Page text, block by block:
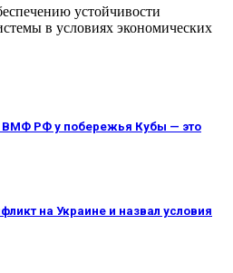
устойчивости
в условиях экономических
ВМФ РФ у побережья Кубы — это
на Украине и назвал условия